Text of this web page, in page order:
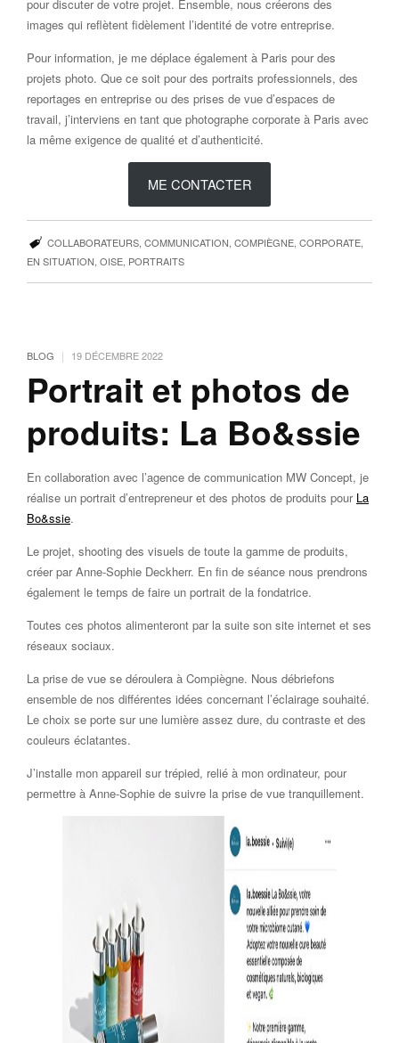
pour discuter de votre projet. Ensemble, nous créerons des
images qui reflètent fidèlement l’identité de votre entreprise.
Pour information, je me déplace également à Paris pour des
projets photo. Que ce soit pour des portraits professionnels, des
reportages en entreprise ou des prises de vue d’espaces de
travail, j’interviens en tant que photographe corporate à Paris avec
la même exigence de qualité et d’authenticité.
ME CONTACTER
COLLABORATEURS, COMMUNICATION COMPIÈGNE, CORPORATE,
EN SITUATION OISE PORTRAITS
BLOG | 19 DÉCEMBRE 2022
Portrait et photos de
produits: La Bo&ssie
En collaboration avec l’agence de communication MW Concept, je
réalise un portrait d’entrepreneur et des photos de produits pour La
Bo&ssie.
Le projet, shooting des visuels de toute la gamme de produits,
créer par Anne-Sophie Deckherr. En fin de séance nous prendrons
également le temps de faire un portrait de la fondatrice.
Toutes ces photos alimenteront par la suite son site internet et ses
réseaux sociaux.
La prise de vue se déroulera à Compiègne. Nous débriefons
ensemble de nos différentes idées concernant l’éclairage souhaité.
Le choix se porte sur une lumière assez dure, du contraste et des
couleurs éclatantes.
J’installe mon appareil sur trépied, relié à mon ordinateur, pour
permettre à Anne-Sophie de suivre la prise de vue tranquillement.